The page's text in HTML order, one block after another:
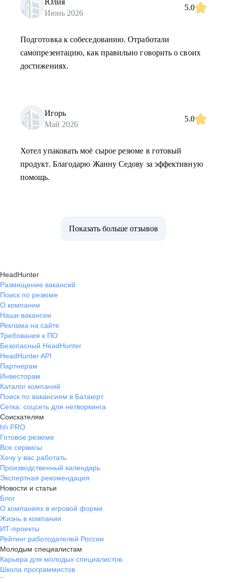
Июнь 2026
5.0
Подготовка к собеседованию. Отработали
самопрезентацию, как правильно говорить о своих
достижениях.
Игорь
Май 2026
5.0
Хотел упаковать моё сырое резюме в готовый
продукт. Благодарю Жанну Седову за эффективную
помощь.
Показать больше отзывов
HeadHunter
Размещение вакансий
Поиск по резюме
О компании
Наши вакансии
Реклама на сайте
Требования к ПО
Безопасный HeadHunter
HeadHunter API
Партнерам
Инвесторам
Каталог компаний
Поиск по вакансиям в Батаюрт
Сетка: соцсеть для нетворкинга
Соискателям
hh PRO
Готовое резюме
Все сервисы
Хочу у вас работать
Производственный календарь
Экспертная рекомендация
Новости и статьи
Блог
О компаниях в игровой форме
Жизнь в компании
ИТ-проекты
Рейтинг работодателей России
Молодым специалистам
Карьера для молодых специалистов
Школа программистов